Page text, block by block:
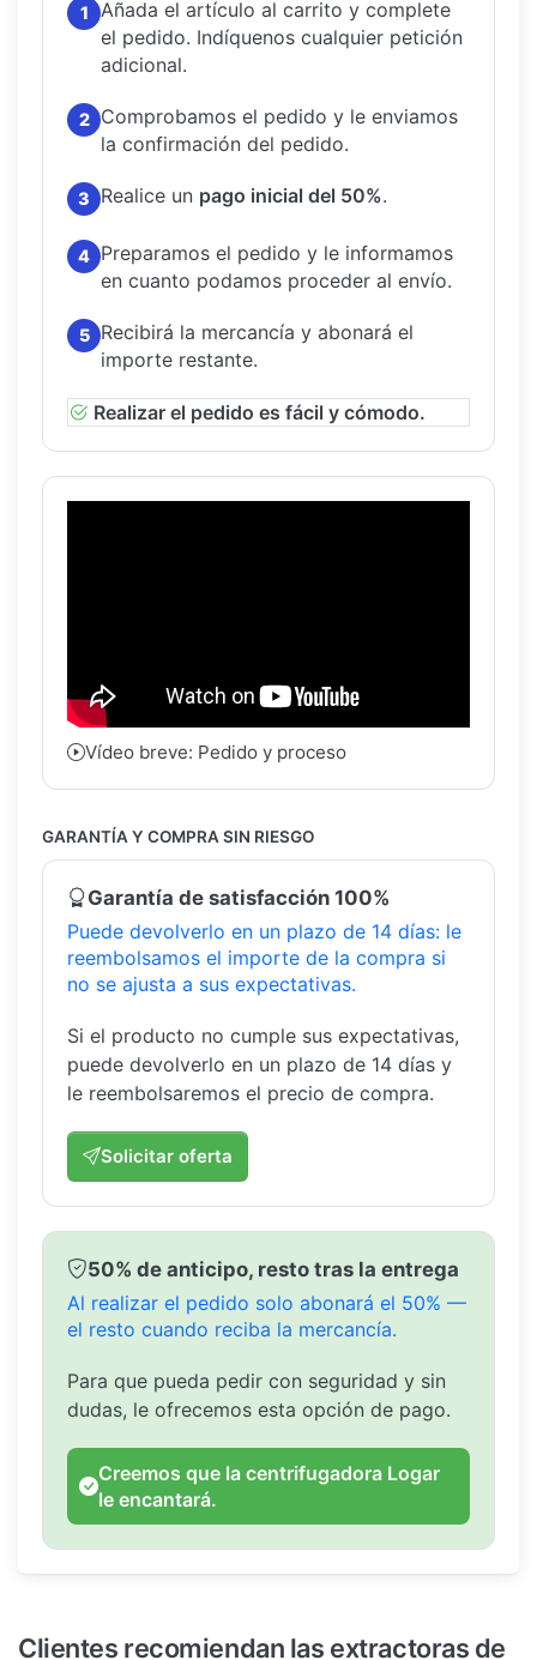
1
Añada el artículo al carrito y complete
el pedido. Indíquenos cualquier petición
adicional.
2
Comprobamos el pedido y le enviamos
la confirmación del pedido.
3 Realice un pago inicial del 50%.
4 Preparamos el pedido y le informamos
en cuanto podamos proceder al envío.
5
Recibirá la mercancía y abonará el
importe restante.
Realizar el pedido es fácil y cómodo.
Vídeo breve: Pedido y proceso
GARANTÍA Y COMPRA SIN RIESGO
Garantía de satisfacción 100%
Puede devolverlo en un plazo de 14 días: le
reembolsamos el importe de la compra si
no se ajusta a sus expectativas.
Si el producto no cumple sus expectativas,
puede devolverlo en un plazo de 14 días y
le reembolsaremos el precio de compra.
Solicitar oferta
50% de anticipo, resto tras la entrega
Al realizar el pedido solo abonará el 50% —
el resto cuando reciba la mercancía.
Para que pueda pedir con seguridad y sin
dudas, le ofrecemos esta opción de pago.
Creemos que la centrifugadora Logar
le encantará.
Clientes recomiendan las extractoras de